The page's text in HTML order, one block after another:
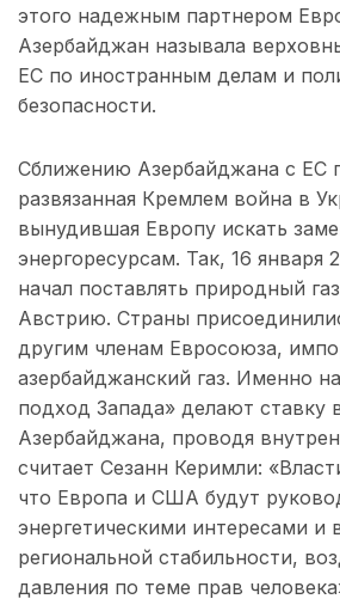
этого надежным партнером
Азербайджан называла
ЕС по иностранным делам и
безопасности.
Сближению Азербайджана с ЕС
развязанная Кремлем война в
вынудившая Европу искать
энергоресурсам. Так, 16 января
начал поставлять природный
Австрию. Страны
другим членам Евросоюза,
азербайджанский газ. Именно
подход Запада» делают ставку
Азербайджана, проводя
считает Сезанн Керимли:
что Европа и США будут
энергетическими интересами и
региональной стабильности,
давления по теме прав